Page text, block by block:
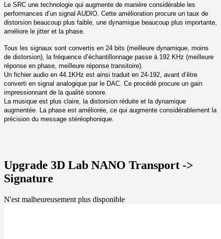
Le SRC une technologie qui augmente de manière considérable les
performances d’un signal AUDIO. Cette amélioration procure un taux de
distorsion beaucoup plus faible, une dynamique beaucoup plus importante,
améliore le jitter et la phase.
Tous les signaux sont convertis en 24 bits (meilleure dynamique, moins
de distorsion), la fréquence d’échantillonnage passe à 192 KHz (meilleure
réponse en phase, meilleure réponse transitoire).
Un fichier audio en 44.1KHz est ainsi traduit en 24-192, avant d’être
converti en signal analogique par le DAC. Ce procédé procure un gain
impressionnant de la qualité sonore.
La musique est plus claire, la distorsion réduite et la dynamique
augmentée. La phase est améliorée, ce qui augmente considérablement la
précision du message stéréophonique.
Upgrade 3D Lab NANO Transport ->
Signature
N'est malheureusement plus disponible